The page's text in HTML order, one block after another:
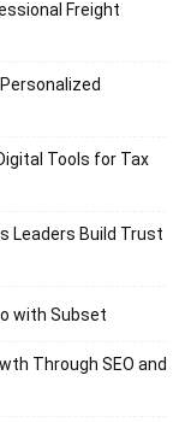
Freight
Tools for Tax
Leaders Build Trust
with Subset
Through SEO and